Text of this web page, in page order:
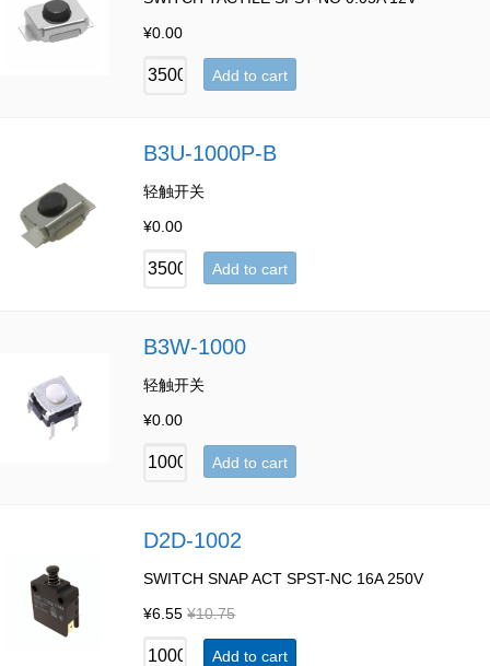
¥0.00
Add to cart
B3U-1000P-B
轻触开关
¥0.00
Add to cart
B3W-1000
轻触开关
¥0.00
Add to cart
D2D-1002
SWITCH SNAP ACT SPST-NC 16A 250V
¥6.55 ¥10.75
Add to cart